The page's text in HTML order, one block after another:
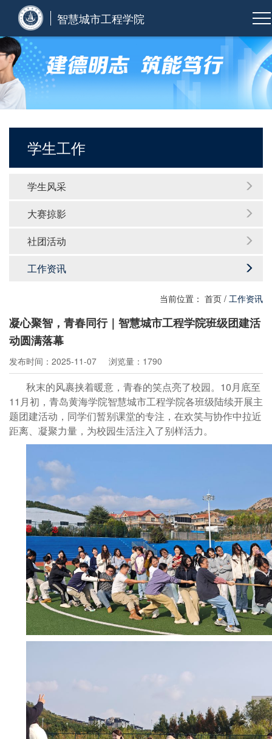
智慧城市工程学院
学生工作
学生风采
大赛掠影
社团活动
工作资讯
当前位置： 首页 / 工作资讯
凝心聚智，青春同行｜智慧城市工程学院班级团建活
动圆满落幕
发布时间：2025-11-07 浏览量：1790
秋末的风裹挟着暖意，青春的笑点亮了校园。10月底至
11月初，青岛黄海学院智慧城市工程学院各班级陆续开展主
题团建活动，同学们暂别课堂的专注，在欢笑与协作中拉近
距离、凝聚力量，为校园生活注入了别样活力。